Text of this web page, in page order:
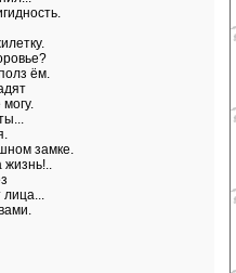
ём.
замке.
жизнь!..
лица...